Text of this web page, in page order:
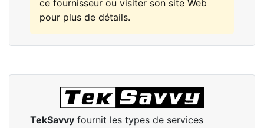
ce fournisseur ou visiter son site Web
pour plus de détails.
TekSavvy fournit les types de services